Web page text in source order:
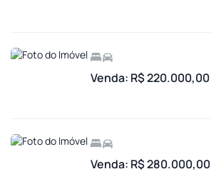
Venda: R$ 220.000,00
Venda: R$ 280.000,00